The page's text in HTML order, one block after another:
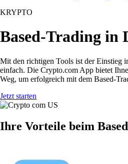
KRYPTO
Based-Trading in
Mit den richtigen Tools ist der Einstieg
einfach. Die Crypto.com App bietet
Weg, um erfolgreich mit dem Based-
Jetzt starten
Ihre Vorteile beim